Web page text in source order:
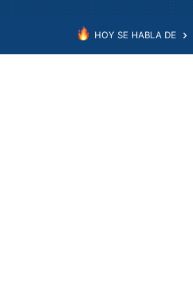
HOY SE HABLA DE